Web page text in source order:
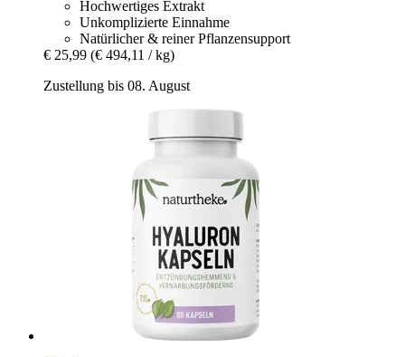
Hochwertiges Extrakt
Unkomplizierte Einnahme
Natürlicher & reiner Pflanzensupport
€ 25,99 (€ 494,11 / kg)
Zustellung bis 08. August